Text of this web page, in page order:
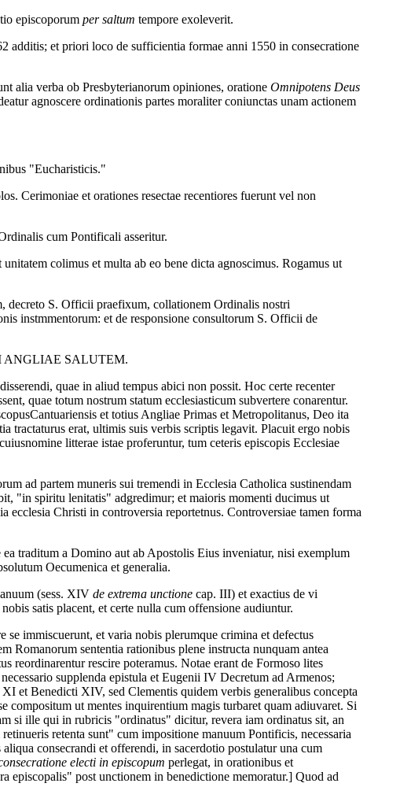
episcoporum per saltum tempore exoleverit.
additis; et priori loco de sufficientia formae anni 1550 in consecratione
alia verba ob Presbyterianorum opiniones, oratione Omnipotens Deus
agnoscere ordinationis partes moraliter coniunctas unam actionem
"Eucharisticis."
Cerimoniae et orationes resectae recentiores fuerunt vel non
cum Pontificali asseritur.
colimus et multa ab eo bene dicta agnoscimus. Rogamus ut
decreto S. Officii praefixum, collationem Ordinalis nostri
instmmentorum: et de responsione consultorum S. Officii de
ANGLIAE SALUTEM.
quae in aliud tempus abici non possit. Hoc certe recenter
quae totum nostrum statum ecclesiasticum subvertere conarentur.
et totius Angliae Primas et Metropolitanus, Deo ita
tractaturus erat, ultimis suis verbis scriptis legavit. Placuit ergo nobis
litterae istae proferuntur, tum ceteris episcopis Ecclesiae
ad partem muneris sui tremendi in Ecclesia Catholica sustinendam
"in spiritu lenitatis" adgredimur; et maioris momenti ducimus ut
ecclesia Christi in controversia reportetnus. Controversiae tamen forma
traditum a Domino aut ab Apostolis Eius inveniatur, nisi exemplum
Oecumenica et generalia.
(sess. XIV de extrema unctione cap. III) et exactius de vi
satis placent, et certe nulla cum offensione audiuntur.
immiscuerunt, et varia nobis plerumque crimina et defectus
Romanorum sententia rationibus plene instructa nunquam antea
reordinarentur rescire poteramus. Notae erant de Formoso lites
supplenda epistula et Eugenii IV Decretum ad Armenos;
et Benedicti XIV, sed Clementis quidem verbis generalibus concepta
compositum ut mentes inquirentium magis turbaret quam adiuvaret. Si
si ille qui in rubricis "ordinatus" dicitur, revera iam ordinatus sit, an
retenta sunt" cum impositione manuum Pontificis, necessaria
aliqua consecrandi et offerendi, in sacerdotio postulatur una cum
electi in episcopum perlegat, in orationibus et
episcopalis" post unctionem in benedictione memoratur.] Quod ad